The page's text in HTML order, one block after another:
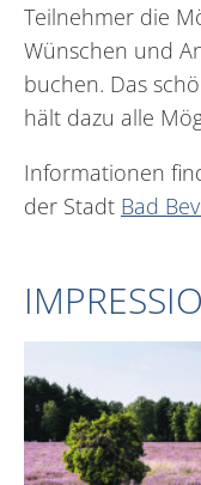
Teilnehmer die
Wünschen und
buchen. Das
hält dazu alle
Informationen
der Stadt Bad